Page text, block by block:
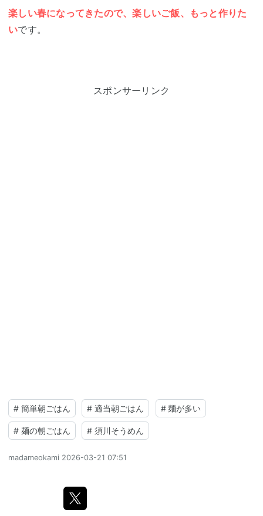
楽しい春になってきたので、楽しいご飯、もっと作りた
いです。
スポンサーリンク
# 簡単朝ごはん # 適当朝ごはん # 麺が多い
# 麺の朝ごはん # 須川そうめん
madameokami 2026-03-21 07:51